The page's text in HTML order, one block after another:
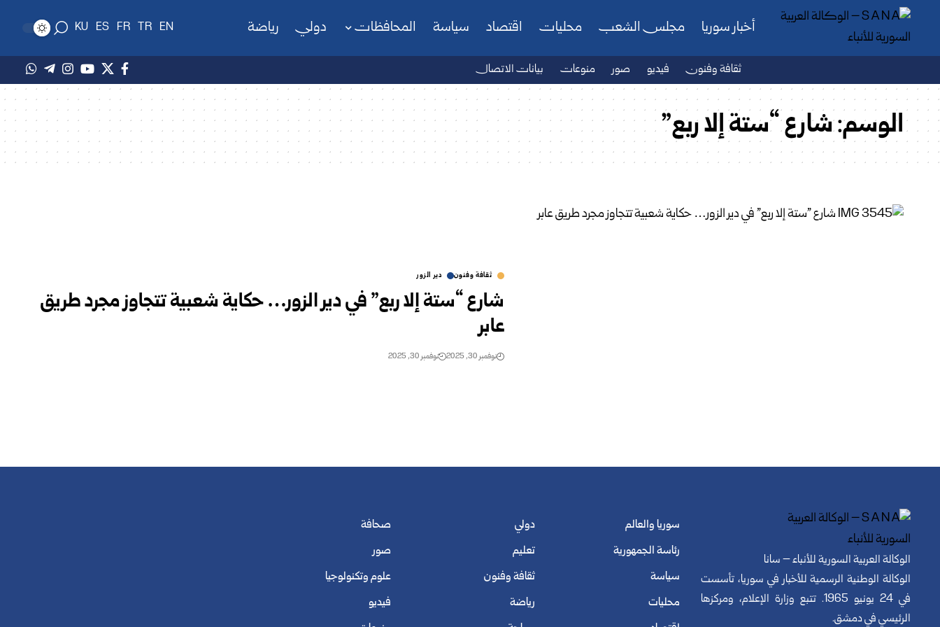
أخبار سوريا مجلس الشعب محليات اقتصاد سياسة المحافظات دولي رياضة EN
TR
FR
ES
KU
ثقافة وفنون فيديو صور منوعات بيانات الاتصال
الوسم:شارع “ستة إلا ربع”
ثقافة وفنون دير الزور
شارع “ستة إلا ربع” في دير الزور… حكاية شعبية تتجاوز مجرد طريق
عابر
نوفمبر 30, 2025 نوفمبر 30, 2025
الوكالة العربية السورية للأنباء – سانا
الوكالة الوطنية الرسمية للأخبار في سوريا، تأسست
في 24 يونيو 1965. تتبع وزارة الإعلام، ومركزها
الرئيسي في دمشق.
سوريا والعالم
رئاسة الجمهورية
سياسة
محليات
دولي
تعليم
ثقافة وفنون
رياضة
صحافة
صور
علوم وتكنولوجيا
فيديو